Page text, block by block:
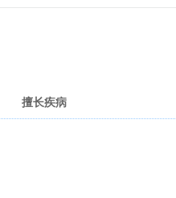
擅长疾病